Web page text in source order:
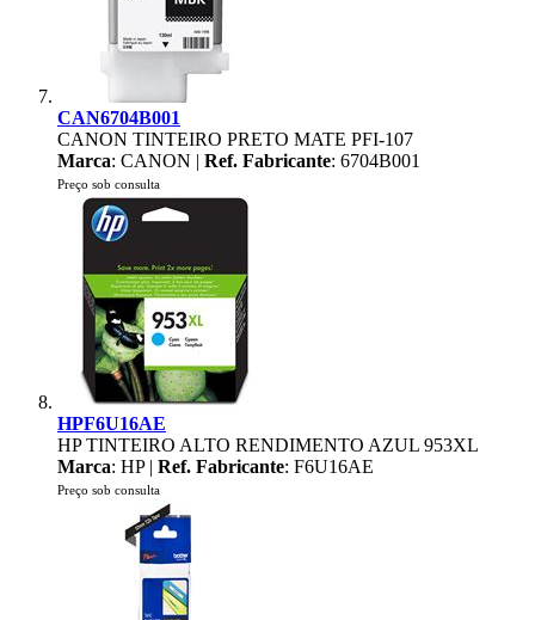
CAN6704B001
CANON TINTEIRO PRETO MATE PFI-107
Marca: CANON | Ref. Fabricante: 6704B001
Preço sob consulta
HPF6U16AE
HP TINTEIRO ALTO RENDIMENTO AZUL 953XL
Marca: HP | Ref. Fabricante: F6U16AE
Preço sob consulta